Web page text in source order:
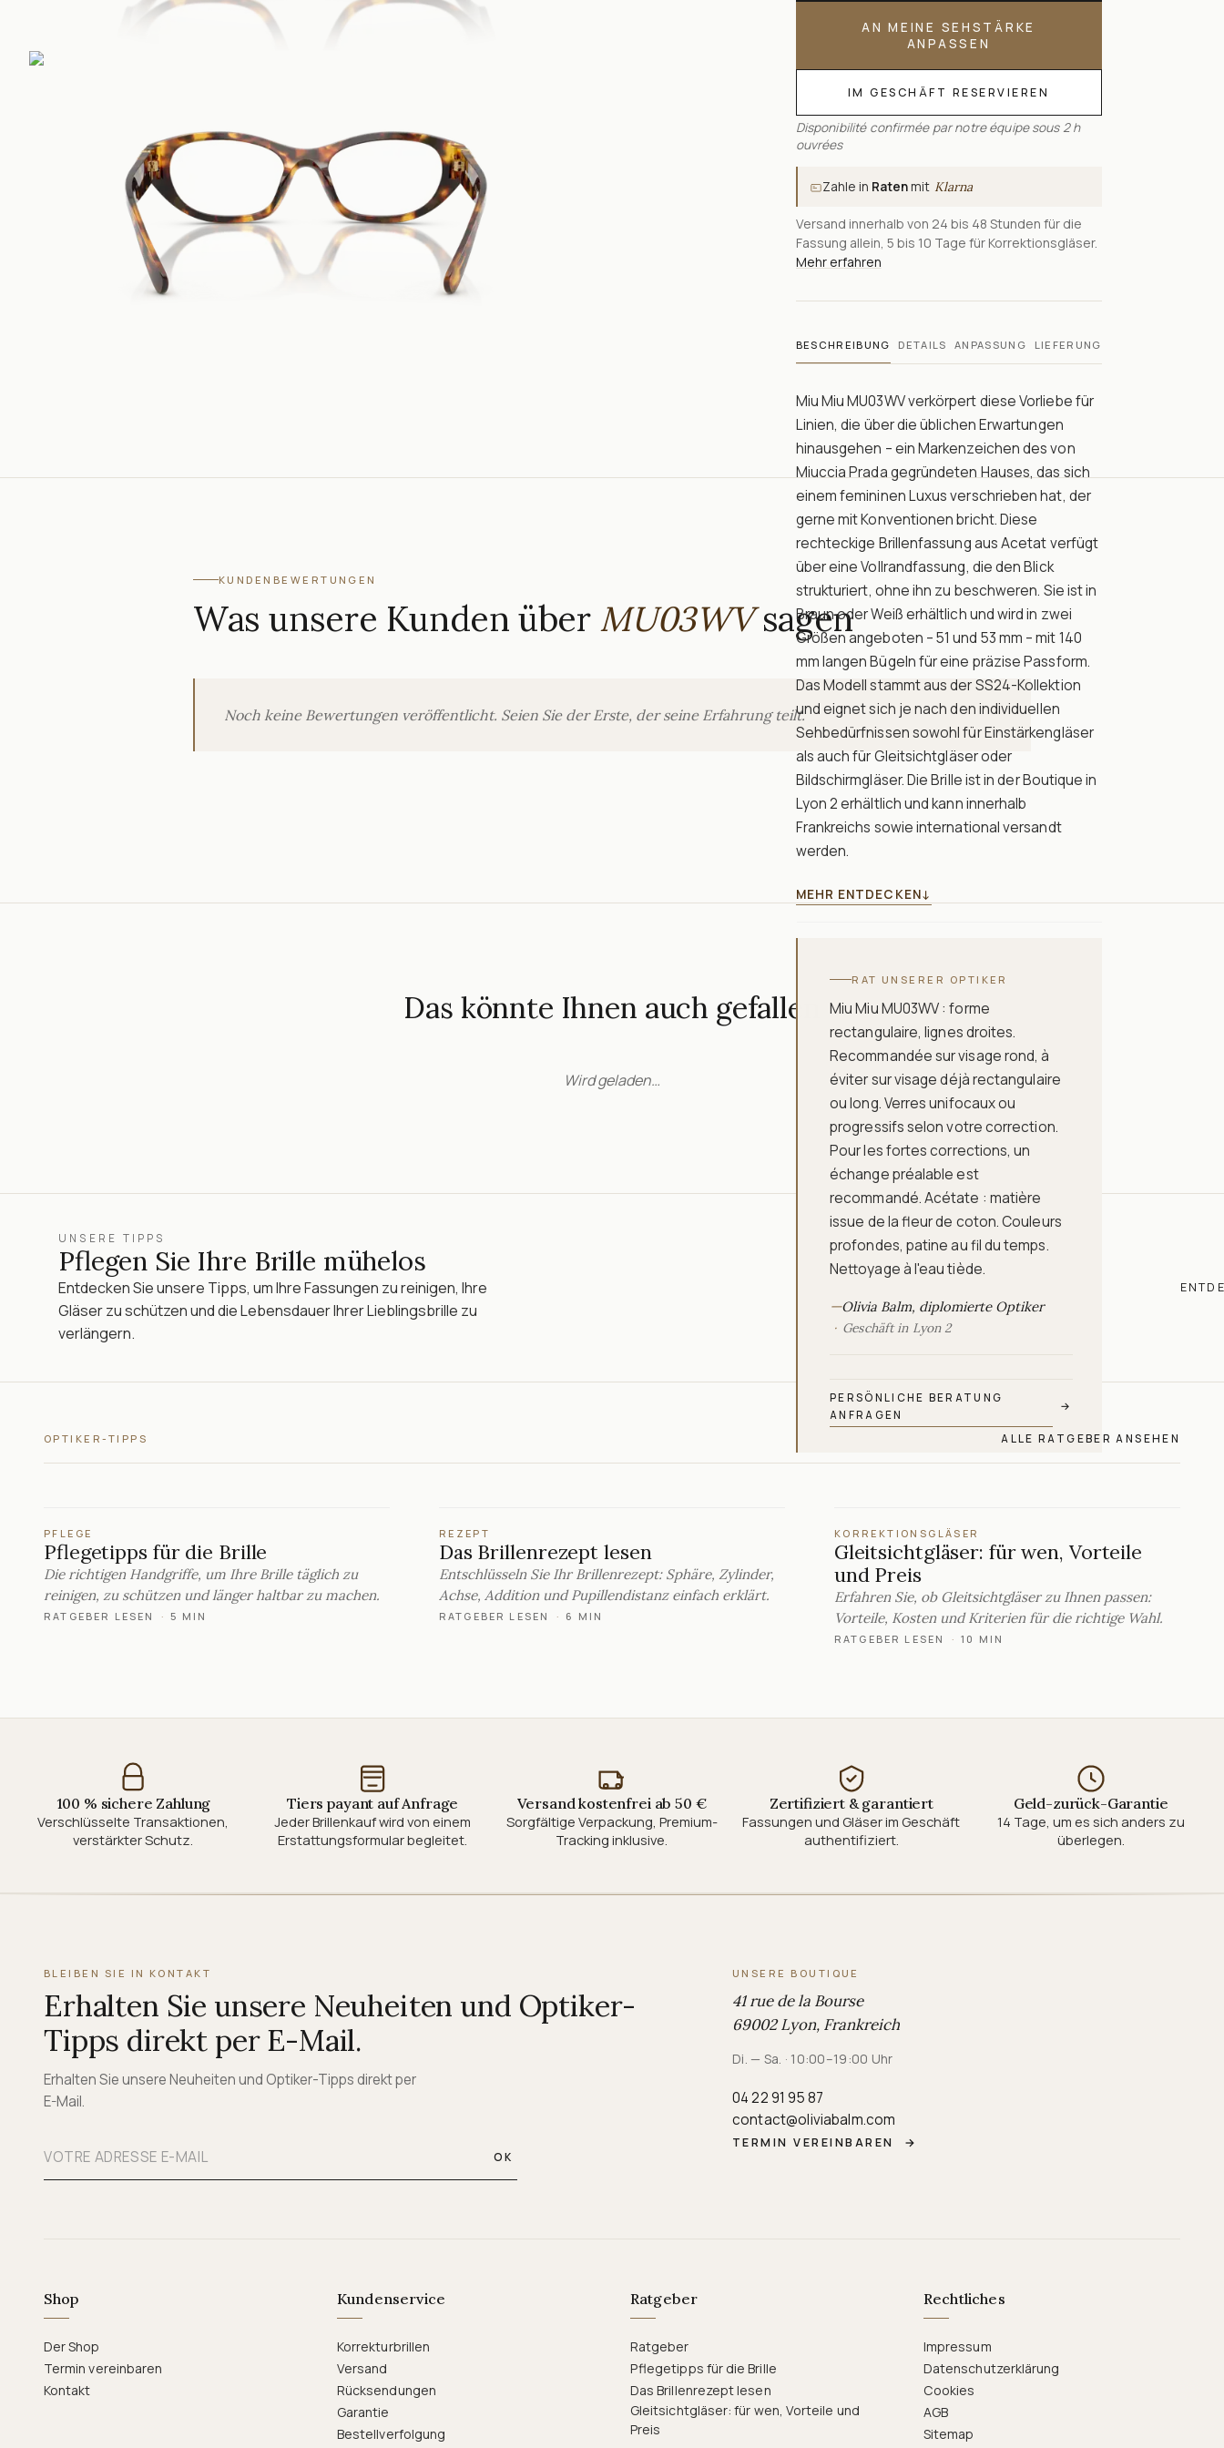
AN MEINE SEHSTÄRKE
ANPASSEN
IM GESCHÄFT RESERVIEREN
Disponibilité confirmée par notre équipe sous 2 h
ouvrées
Zahle in Ratenmit Klarna
Versand innerhalb von 24 bis 48 Stunden für die
Fassung allein, 5 bis 10 Tage für Korrektionsgläser.
Mehr erfahren
BESCHREIBUNG DETAILS ANPASSUNG LIEFERUNG
Miu Miu MU03WV verkörpert diese Vorliebe für
Linien, die über die üblichen Erwartungen
hinausgehen – ein Markenzeichen des von
Miuccia Prada gegründeten Hauses, das sich
einem femininen Luxus verschrieben hat, der
gerne mit Konventionen bricht. Diese
rechteckige Brillenfassung aus Acetat verfügt
über eine Vollrandfassung, die den Blick
strukturiert, ohne ihn zu beschweren. Sie ist in
Braun oder Weiß erhältlich und wird in zwei
Größen angeboten – 51 und 53 mm – mit 140
mm langen Bügeln für eine präzise Passform.
Das Modell stammt aus der SS24-Kollektion
und eignet sich je nach den individuellen
Sehbedürfnissen sowohl für Einstärkengläser
als auch für Gleitsichtgläser oder
Bildschirmgläser. Die Brille ist in der Boutique in
Lyon 2 erhältlich und kann innerhalb
Frankreichs sowie international versandt
werden.
MEHR ENTDECKEN↓
RAT UNSERER OPTIKER
Miu Miu MU03WV : forme
rectangulaire, lignes droites.
Recommandée sur visage rond, à
éviter sur visage déjà rectangulaire
ou long. Verres unifocaux ou
progressifs selon votre correction.
Pour les fortes corrections, un
échange préalable est
recommandé. Acétate : matière
issue de la fleur de coton. Couleurs
profondes, patine au fil du temps.
Nettoyage à l'eau tiède.
—Olivia Balm, diplomierte Optiker
Geschäft in Lyon 2
PERSÖNLICHE BERATUNG
ANFRAGEN
→
KUNDENBEWERTUNGEN
Was unsere Kunden über MU03WVsagen
Noch keine Bewertungen veröffentlicht. Seien Sie der Erste, der seine Erfahrung teilt.
Das könnte Ihnen auch gefallen
Wird geladen…
UNSERE TIPPS
Pflegen Sie Ihre Brille mühelos
Entdecken Sie unsere Tipps, um Ihre Fassungen zu reinigen, Ihre
Gläser zu schützen und die Lebensdauer Ihrer Lieblingsbrille zu
verlängern.
OPTIKER-TIPPS ALLE RATGEBER ANSEHEN
PFLEGE
Pflegetipps für die Brille
Die richtigen Handgriffe, um Ihre Brille täglich zu
reinigen, zu schützen und länger haltbar zu machen.
RATGEBER LESEN · 5 MIN
REZEPT
Das Brillenrezept lesen
Entschlüsseln Sie Ihr Brillenrezept: Sphäre, Zylinder,
Achse, Addition und Pupillendistanz einfach erklärt.
RATGEBER LESEN · 6 MIN
KORREKTIONSGLÄSER
Gleitsichtgläser: für wen, Vorteile
und Preis
Erfahren Sie, ob Gleitsichtgläser zu Ihnen passen:
Vorteile, Kosten und Kriterien für die richtige Wahl.
RATGEBER LESEN · 10 MIN
100 % sichere Zahlung
Verschlüsselte Transaktionen,
verstärkter Schutz.
Tiers payant auf Anfrage
Jeder Brillenkauf wird von einem
Erstattungsformular begleitet.
Versand kostenfrei ab 50 €
Sorgfältige Verpackung, Premium-
Tracking inklusive.
Zertifiziert & garantiert
Fassungen und Gläser im Geschäft
authentifiziert.
Geld-zurück-Garantie
14 Tage, um es sich anders zu
überlegen.
BLEIBEN SIE IN KONTAKT
Erhalten Sie unsere Neuheiten und Optiker-
Tipps direkt per E-Mail.
Erhalten Sie unsere Neuheiten und Optiker-Tipps direkt per
E-Mail.
OK
UNSERE BOUTIQUE
41 rue de la Bourse
69002 Lyon, Frankreich
Di. — Sa. · 10:00–19:00 Uhr
04 22 91 95 87
contact@oliviabalm.com
TERMIN VEREINBAREN →
Shop
Der Shop
Termin vereinbaren
Kontakt
Kundenservice
Korrekturbrillen
Versand
Rücksendungen
Garantie
Bestellverfolgung
Ratgeber
Ratgeber
Pflegetipps für die Brille
Das Brillenrezept lesen
Gleitsichtgläser: für wen, Vorteile und
Preis
Rechtliches
Impressum
Datenschutzerklärung
Cookies
AGB
Sitemap